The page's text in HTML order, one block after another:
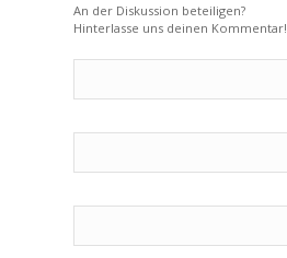
An der Diskussion beteiligen?
Hinterlasse uns deinen Kommentar!